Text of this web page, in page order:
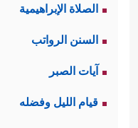
الصلاة الإبراهيمية
السنن الرواتب
آيات الصبر
قيام الليل وفضله